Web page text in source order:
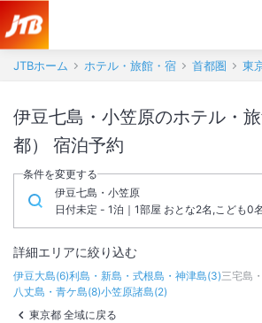
JTBホーム ホテル・旅館・宿 首都圏 東
伊豆七島・小笠原のホテル・
都） 宿泊予約
条件を変更する
伊豆七島・小笠原
日付未定 - 1泊｜1部屋 おとな2名,こども0名
詳細エリアに絞り込む
伊豆大島(6)利島・新島・式根島・神津島(3)三宅島
八丈島・青ケ島(8)小笠原諸島(2)
東京都 全域に戻る